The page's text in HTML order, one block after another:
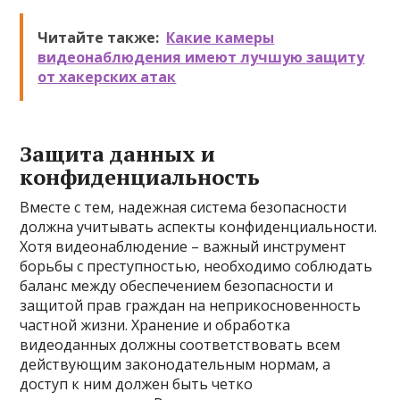
Читайте также: Какие камеры
видеонаблюдения имеют лучшую защиту
от хакерских атак
Защита данных и
конфиденциальность
Вместе с тем, надежная система безопасности
должна учитывать аспекты конфиденциальности.
Хотя видеонаблюдение – важный инструмент
борьбы с преступностью, необходимо соблюдать
баланс между обеспечением безопасности и
защитой прав граждан на неприкосновенность
частной жизни. Хранение и обработка
видеоданных должны соответствовать всем
действующим законодательным нормам, а
доступ к ним должен быть четко